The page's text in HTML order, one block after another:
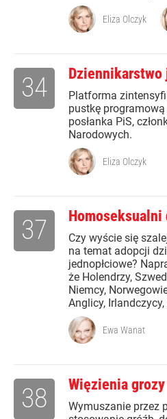
Eliza Olczyk
Platforma
pustkę
posłanka PiS,
Narodowych.
34
Eliza Olczyk
Czy wyście się
na temat adopcji
jednopłciowe?
że Holendrzy,
Niemcy,
Anglicy,
37
Ewa Wanat
Więzienia grozy
Wymuszanie przez
38